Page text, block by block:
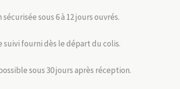
sous 6 à 12 jours ouvrés.
suivi fourni dès le départ du colis.
sous 30 jours après réception.